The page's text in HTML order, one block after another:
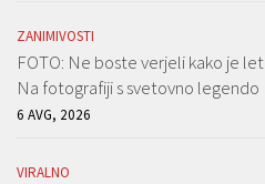
ZANIMIVOSTI
FOTO: Ne boste verjeli kako je
Na fotografiji s svetovno legendo
6 AVG, 2026
VIRALNO